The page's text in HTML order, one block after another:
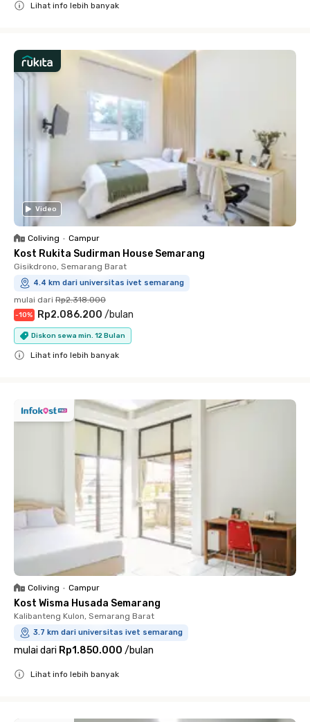
Lihat info lebih banyak
Video
Coliving • Campur
Kost Rukita Sudirman House Semarang
Gisikdrono, Semarang Barat
4.4 km dari universitas ivet semarang
mulai dari Rp2.318.000
-10% Rp2.086.200 /bulan
Diskon sewa min. 12 Bulan
Lihat info lebih banyak
Coliving • Campur
Kost Wisma Husada Semarang
Kalibanteng Kulon, Semarang Barat
3.7 km dari universitas ivet semarang
mulai dari Rp1.850.000 /bulan
Lihat info lebih banyak